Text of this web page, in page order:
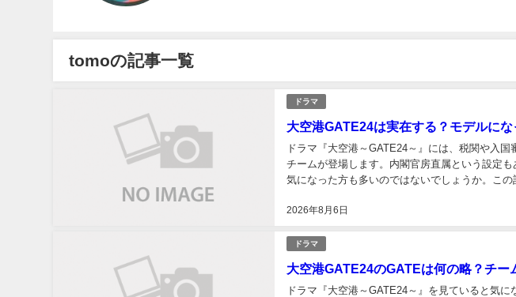
tomoの記事一覧
ドラマ
大空港GATE24は実在する？モデルに
2026年8月6日
ドラマ『大空港～GATE24～』には、税関や入
チームが登場します。内閣官房直属という設定
気になった方も多いのではないでしょうか。こ
ドラマ
大空港GATE24のGATEは何の略？チー
ドラマ『大空港～GATE24～』を見ていると気